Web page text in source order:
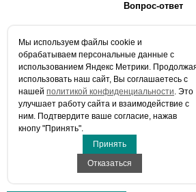
Вопрос-ответ
Сервисные центры
Контакты
Статьи
Телефоны:
E-mail:info@aqua-
Время работы: Пн-Вс с 9:00
Мы используем файлы сookie и
обрабатываем персональные данные с
использованием Яндекс Метрики.
использовать наш сайт, Вы соглашаетесь с
нашей политикой конфиденциальности. Это
улучшает работу сайта и взаимодействие с
ним. Подтвердите ваше согласие, нажав
кнопу "Принять".
Принять
Отказаться